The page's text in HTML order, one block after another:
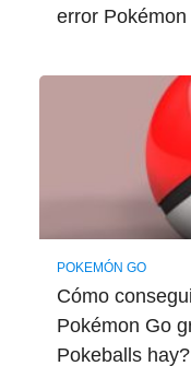
error
POKEMÓN GO
Cómo
Pokémon Go
Pokeballs hay?